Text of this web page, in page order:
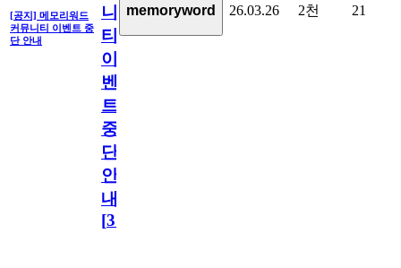
[공지] 메모리워드
커뮤니티 이벤트 중
단 안내
니
티
이
벤
트
중
단
안
내
[31
memoryword 26.03.26 2천 21